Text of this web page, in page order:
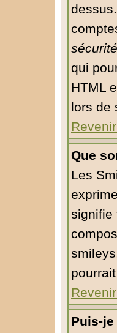
sécurité
qui
HTML
lors de
Que
Les
signifie
Puis-